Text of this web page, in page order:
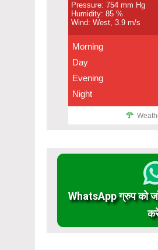
Pressure: 754 mm Hg
Humidity: 85 %
Wind: West, 3.9 m/s
Morning
Day
Evening
Night
WhatsApp ग्रुप को